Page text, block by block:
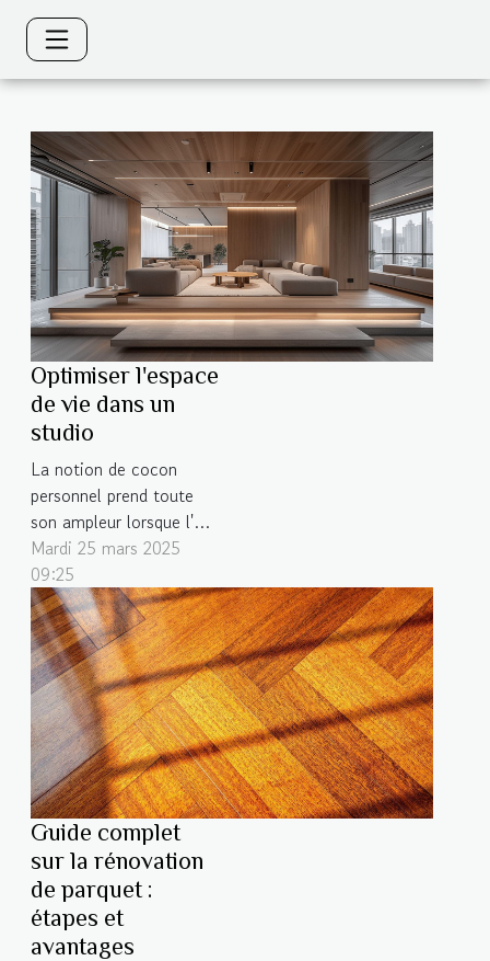
Optimiser l'espace
de vie dans un
studio
La notion de cocon
personnel prend toute
son ampleur lorsque l'on
évoque l'aménagement
d'un studio. Optimiser
l'espace de vie dans une
si petite surface
représente un défi
fascinant, qui stimule la
créativité et
l'ingéniosité. Cet article
propose des stratégies
clés pour transformer un
studio en...
Mardi 25 mars 2025
09:25
Guide complet
sur la rénovation
de parquet :
étapes et
avantages